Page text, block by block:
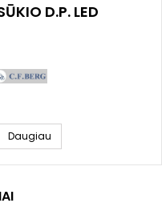
D.P. LED
Daugiau